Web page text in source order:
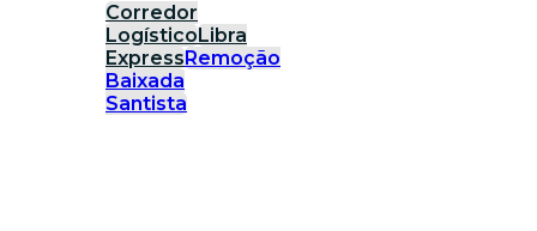
Corredor
Logístico Libra
Express Remoção
Baixada
Santista